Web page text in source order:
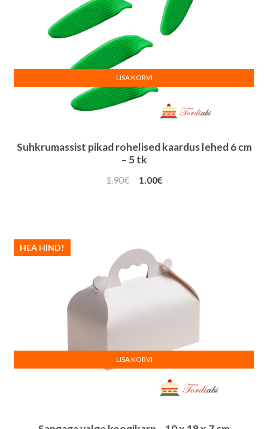
Suhkrumassist pikad rohelised kaardus lehed 6 cm
– 5 tk
1.90€
Algne
1.00€Praegune
LISA KORVI
HEA HIND!
LISA KORVI